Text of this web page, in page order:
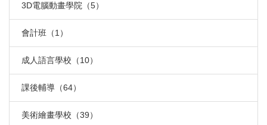
3D電腦動畫學院（5）
會計班（1）
成人語言學校（10）
課後輔導（64）
美術繪畫學校（39）